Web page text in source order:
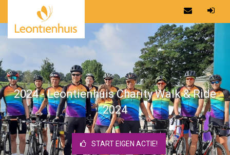
2024 - Leontienhuis Charity Walk & Ride
2024
START EIGEN ACTIE!